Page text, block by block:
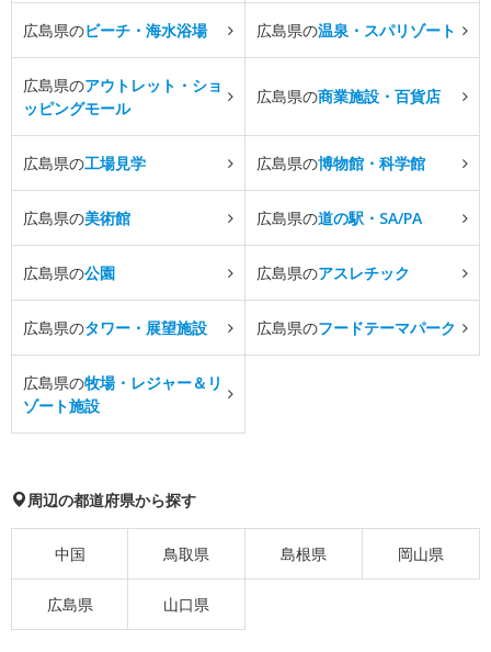
広島県のビーチ・海水浴場 広島県の温泉・スパリゾート
広島県のアウトレット・ショ
ッピングモール
広島県の商業施設・百貨店
広島県の工場見学 広島県の博物館・科学館
広島県の美術館 広島県の道の駅・SA/PA
広島県の公園 広島県のアスレチック
広島県のタワー・展望施設 広島県のフードテーマパーク
広島県の牧場・レジャー＆リ
ゾート施設
周辺の都道府県から探す
中国 鳥取県 島根県 岡山県
広島県 山口県